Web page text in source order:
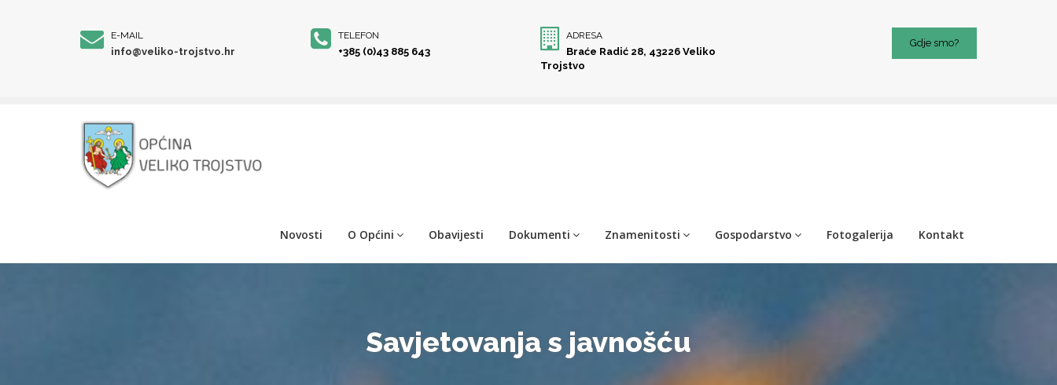
E-MAIL
info@veliko-trojstvo.hr
TELEFON
+385 (0)43 885 643
ADRESA
Braće Radić 28, 43226 Veliko
Trojstvo
Gdje smo?
Novosti O Općini Obavijesti Dokumenti Znamenitosti Gospodarstvo Fotogalerija Kontakt
Savjetovanja s javnošću